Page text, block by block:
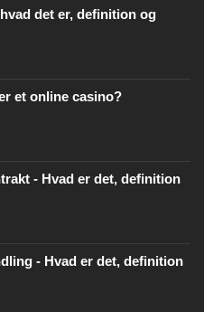
det er, definition og
et online casino?
- Hvad er det, definition
- Hvad er det, definition